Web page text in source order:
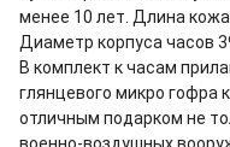
менее 10 лет. Длина
Диаметр корпуса часов
В комплект к часам
глянцевого микро гофра
отличным подарком не